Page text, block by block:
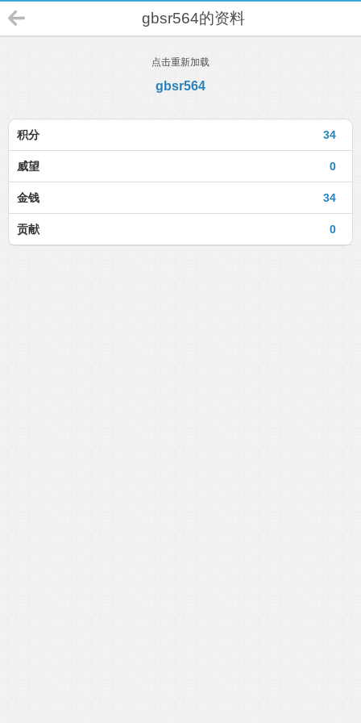
gbsr564的资料
点击重新加载
gbsr564
34
积分
0
威望
34
金钱
0
贡献